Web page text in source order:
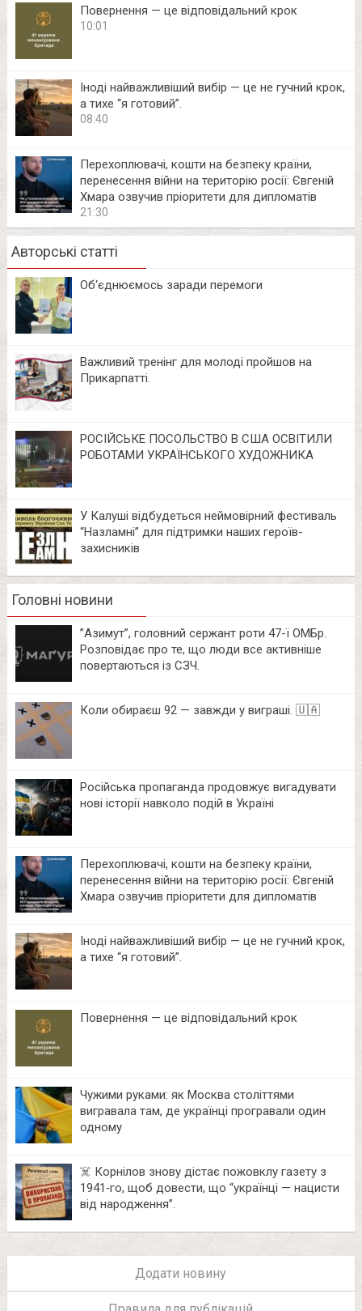
Повернення — це відповідальний крок
10:01
Іноді найважливіший вибір — це не гучний крок,
а тихе “я готовий”.
08:40
Перехоплювачі, кошти на безпеку країни,
перенесення війни на територію росії: Євгеній
Хмара озвучив пріоритети для дипломатів
21:30
Авторські статті
Об‘єднюємось заради перемоги
Важливий тренінг для молоді пройшов на
Прикарпатті.
РОСІЙСЬКЕ ПОСОЛЬСТВО В США ОСВІТИЛИ
РОБОТАМИ УКРАЇНСЬКОГО ХУДОЖНИКА
У Калуші відбудеться неймовірний фестиваль
“Назламні” для підтримки наших героїв-
захисників
Головні новини
⁨”Азимут”, головний сержант роти 47-ї ОМБр.
Розповідає про те, що люди все активніше
повертаються із СЗЧ.
Коли обираєш 92 — завжди у виграші. 🇺🇦
Російська пропаганда продовжує вигадувати
нові історії навколо подій в Україні
Перехоплювачі, кошти на безпеку країни,
перенесення війни на територію росії: Євгеній
Хмара озвучив пріоритети для дипломатів
Іноді найважливіший вибір — це не гучний крок,
а тихе “я готовий”.
Повернення — це відповідальний крок
Чужими руками: як Москва століттями
вигравала там, де українці програвали один
одному
☠️ Корнілов знову дістає пожовклу газету з
1941‑го, щоб довести, що “українці — нацисти
від народження”.
Додати новину